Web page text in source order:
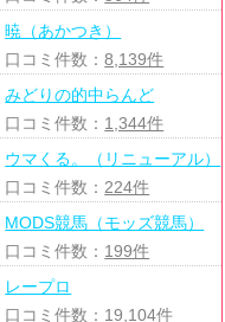
暁（あかつき）
口コミ件数：8,139件
みどりの的中らんど
口コミ件数： 1,344件
ウマくる。（リニューアル）
口コミ件数： 224件
MODS競馬（モッズ競馬）
口コミ件数： 199件
レープロ
口コミ件数： 19,104件